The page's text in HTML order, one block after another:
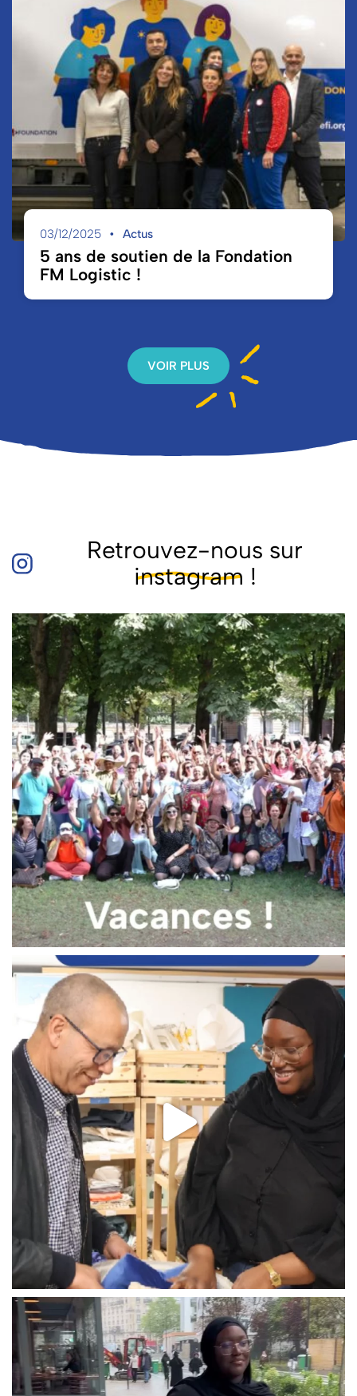
03/12/2025 Actus
5 ans de soutien de la Fondation
FM Logistic !
VOIR PLUS
Retrouvez-nous sur
instagram !